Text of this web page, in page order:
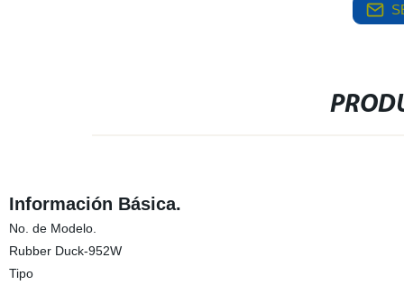
Información Básica.
No. de Modelo.
Rubber Duck-952W
Tipo